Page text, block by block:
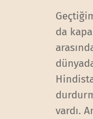
da
vardı.